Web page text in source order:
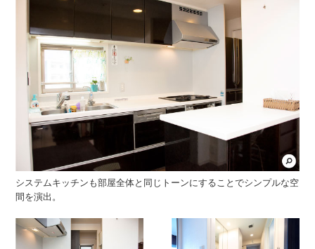
システムキッチンも部屋全体と同じトーンにすることでシンプルな空
間を演出。